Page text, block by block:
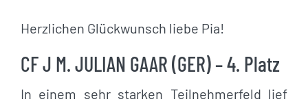
Herzlichen Glückwunsch liebe Pia!
CF J M. JULIAN GAAR (GER) – 4. Platz
In einem sehr starken Teilnehmerfeld lief